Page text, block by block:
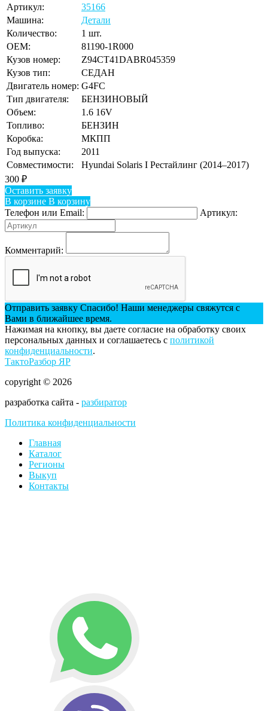
Артикул:
35166
Машина:
Детали
Количество:
1 шт.
OEM:
81190-1R000
Кузов номер:
Z94CT41DABR045359
Кузов тип:
СЕДАН
Двигатель номер: G4FC
Тип двигателя:
БЕНЗИНОВЫЙ
Объем:
1.6 16V
Топливо:
БЕНЗИН
Коробка:
МКПП
Год выпуска:
2011
Совместимости:
Hyundai Solaris I Рестайлинг (2014–2017)
300 ₽
Оставить заявку
В корзине В корзину
Телефон или Email:
Артикул:
Комментарий:
Отправить заявку Спасибо! Наши менеджеры свяжутся с
Вами в ближайшее время.
Нажимая на кнопку, вы даете согласие на обработку своих
персональных данных и соглашаетесь с политикой
конфиденциальности.
ТактоРазбор ЯР
copyright © 2026
разработка сайта - разбиратор
Политика конфиденциальности
Главная
Каталог
Регионы
Выкуп
Контакты